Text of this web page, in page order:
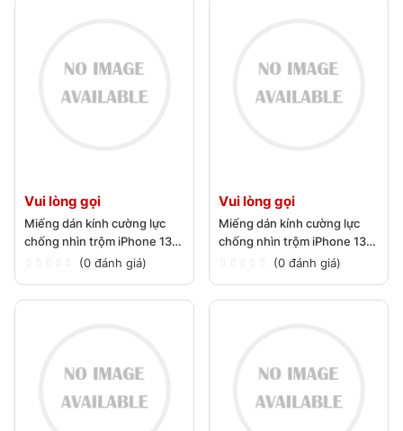
Vui lòng gọi
Miếng dán kính cường lực
chống nhìn trộm iPhone 13
(0 đánh giá)
Vui lòng gọi
Miếng dán kính cường lực
chống nhìn trộm iPhone 13
(0 đánh giá)